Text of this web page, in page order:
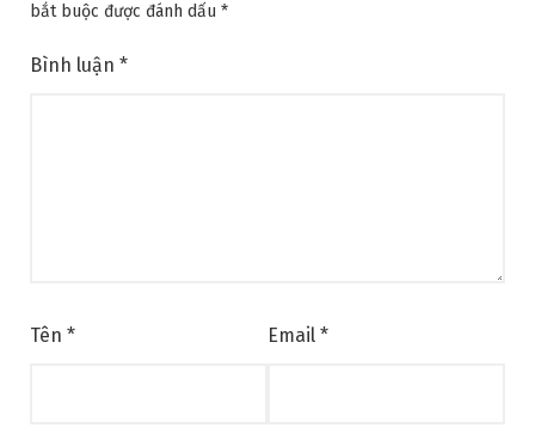
bắt buộc được đánh dấu *
Bình luận *
Tên * Email *